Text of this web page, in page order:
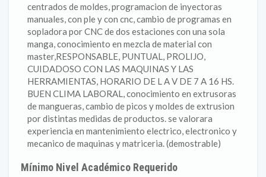
centrados de moldes, programacion de inyectoras
manuales, con ple y con cnc, cambio de programas en
sopladora por CNC de dos estaciones con una sola
manga, conocimiento en mezcla de material con
master,RESPONSABLE, PUNTUAL, PROLIJO,
CUIDADOSO CON LAS MAQUINAS Y LAS
HERRAMIENTAS, HORARIO DE L A V DE 7 A 16 HS.
BUEN CLIMA LABORAL, conocimiento en extrusoras
de mangueras, cambio de picos y moldes de extrusion
por distintas medidas de productos. se valorara
experiencia en mantenimiento electrico, electronico y
mecanico de maquinas y matriceria. (demostrable)
Mínimo Nivel Académico Requerido